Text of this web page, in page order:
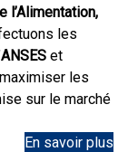
l’Alimentation,
les
ANSES et
les
sur le marché
En savoir plus